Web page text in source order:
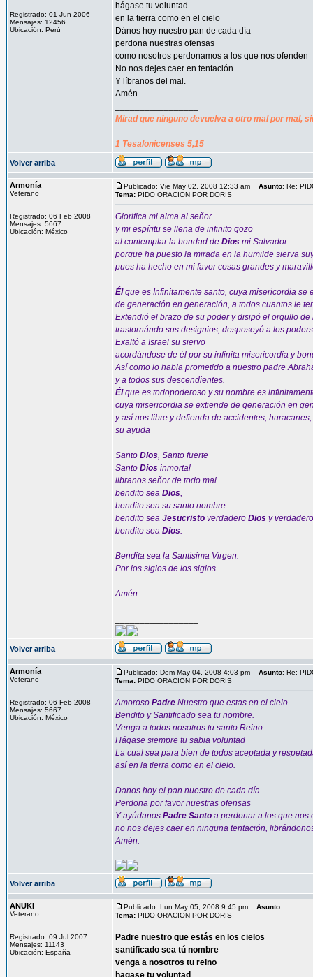
Registrado: 01 Jun 2006
Mensajes: 12456
Ubicación: Perú
hágase tu voluntad
en la tierra como en el cielo
Dános hoy nuestro pan de cada día
perdona nuestras ofensas
como nosotros perdonamos a los que nos ofenden
No nos dejes caer en tentación
Y líbranos del mal.
Amén.
Mirad que ninguno devuelva a otro mal por mal,
1 Tesalonicenses 5,15
Volver arriba
Armonía
Veterano
Registrado: 06 Feb 2008
Mensajes: 5667
Ubicación: México
Publicado: Vie May 02, 2008 12:33 am Asunto: Re:
Tema: PIDO ORACION POR DORIS
Glorifica mi alma al señor
y mi espíritu se llena de infinito gozo
al contemplar la bondad de Dios mi Salvador
porque ha puesto la mirada en la humilde sierva
pues ha hecho en mi favor cosas grandes y
Élque es Infinitamente santo, cuya misericordia se
de generación en generación, a todos cuantos le
Extendió el brazo de su poder y disipó el orgullo de
trastornándo sus designios, desposeyó a los
Exaltó a Israel su siervo
acordándose de él por su infinita misericordia y
Así como lo habia prometido a nuestro padre
y a todos sus descendientes.
Élque es todopoderoso y su nombre es
cuya misericordia se extiende de generación en
y así nos libre y defienda de accidentes,
su ayuda
Santo Dios, Santo fuerte
Santo Dios inmortal
libranos señor de todo mal
bendito sea Dios,
bendito sea su santo nombre
bendito sea Jesucristo verdadero Dios y
bendito sea Dios.
Bendita sea la Santísima Virgen.
Por los siglos de los siglos
Amén.
Volver arriba
Armonía
Veterano
Registrado: 06 Feb 2008
Mensajes: 5667
Ubicación: México
Publicado: Dom May 04, 2008 4:03 pm Asunto: Re:
Tema: PIDO ORACION POR DORIS
Amoroso Padre Nuestro que estas en el cielo.
Bendito y Santificado sea tu nombre.
Venga a todos nosotros tu santo Reino.
Hágase siempre tu sabia voluntad
La cual sea para bien de todos aceptada y
así en la tierra como en el cielo.
Danos hoy el pan nuestro de cada día.
Perdona por favor nuestras ofensas
Y ayúdanos Padre Santo a perdonar a los que nos
no nos dejes caer en ninguna tentación,
Amén.
Volver arriba
ANUKI
Veterano
Registrado: 09 Jul 2007
Mensajes: 11143
Ubicación: España
Publicado: Lun May 05, 2008 9:45 pm Asunto:
Tema: PIDO ORACION POR DORIS
Padre nuestro que estás en los cielos
santificado sea tú nombre
venga a nosotros tu reino
hagase tu voluntad